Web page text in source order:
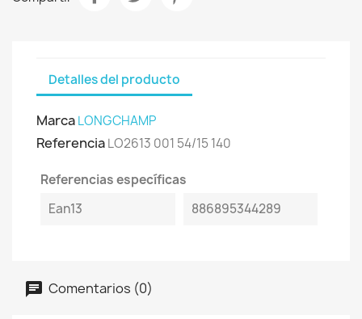
Detalles del producto
MarcaLONGCHAMP
ReferenciaLO2613 001 54/15 140
Referencias específicas
Ean13
886895344289
Comentarios (0)